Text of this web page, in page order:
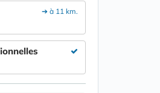
➔ à 11 km.